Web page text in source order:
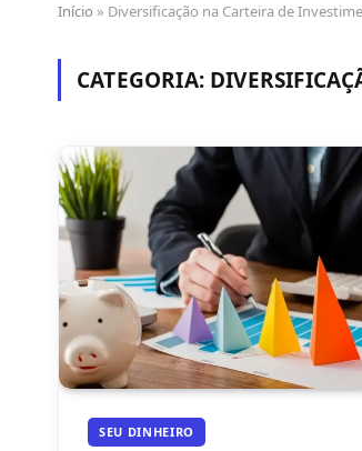
Início » Diversificação na Carteira de
CATEGORIA:
SEU DINHEIRO